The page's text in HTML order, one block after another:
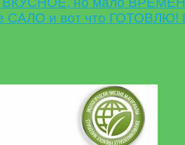
САЛО и вот что ГОТОВЛЮ!